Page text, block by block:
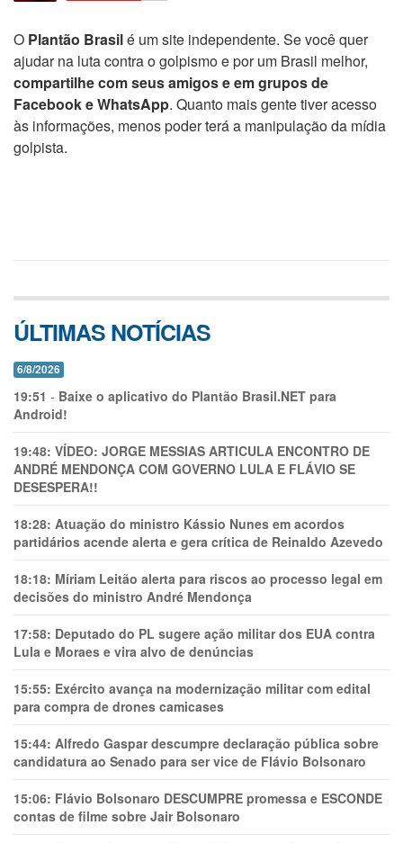
O Plantão Brasilé um site independente. Se você quer
ajudar na luta contra o golpismo e por um Brasil melhor,
compartilhe com seus amigos e em grupos de
Facebook e WhatsApp. Quanto mais gente tiver acesso
às informações, menos poder terá a manipulação da mídia
golpista.
ÚLTIMAS NOTÍCIAS
6/8/2026
19:51 - Baixe o aplicativo do Plantão Brasil.NET para
Android!
19:48: VÍDEO: JORGE MESSIAS ARTICULA ENCONTRO DE
ANDRÉ MENDONÇA COM GOVERNO LULA E FLÁVIO SE
DESESPERA!!
18:28: Atuação do ministro Kássio Nunes em acordos
partidários acende alerta e gera crítica de Reinaldo Azevedo
18:18: Míriam Leitão alerta para riscos ao processo legal em
decisões do ministro André Mendonça
17:58: Deputado do PL sugere ação militar dos EUA contra
Lula e Moraes e vira alvo de denúncias
15:55: Exército avança na modernização militar com edital
para compra de drones camicases
15:44: Alfredo Gaspar descumpre declaração pública sobre
candidatura ao Senado para ser vice de Flávio Bolsonaro
15:06: Flávio Bolsonaro DESCUMPRE promessa e ESCONDE
contas de filme sobre Jair Bolsonaro